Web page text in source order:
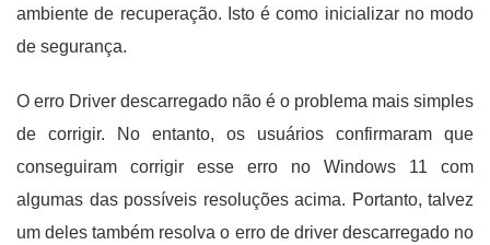
ambiente de recuperação. Isto é como inicializar no modo
de segurança.
O erro Driver descarregado não é o problema mais simples
de corrigir. No entanto, os usuários confirmaram que
conseguiram corrigir esse erro no Windows 11 com
algumas das possíveis resoluções acima. Portanto, talvez
um deles também resolva o erro de driver descarregado no